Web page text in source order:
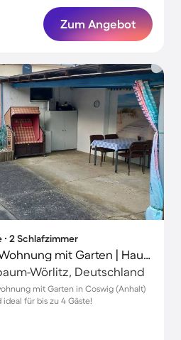
Zum Angebot
∙ 2 Schlafzimmer
Familienorientierte Wohnung mit Garten | Haustiere erlaubt
Wörlitz, Deutschland
mit Garten in Coswig (Anhalt)
für bis zu 4 Gäste!